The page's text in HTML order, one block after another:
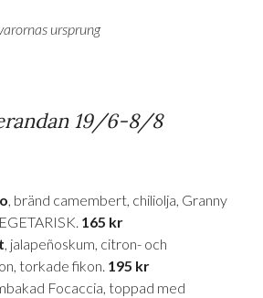
ursprung
19/6-8/8
, bränd camembert, chiliolja, Granny
165 kr
, jalapeñoskum, citron- och
torkade fikon. 195 kr
Focaccia, toppad med